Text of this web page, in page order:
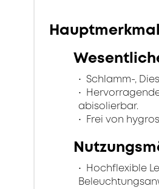
Schlamm-,
abisolierbar.
Frei von
Hochflexible